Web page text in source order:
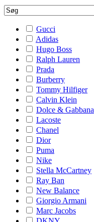
Gucci
Adidas
Hugo Boss
Ralph Lauren
Prada
Burberry
Tommy Hilfiger
Calvin Klein
Dolce & Gabbana
Lacoste
Chanel
Dior
Puma
Nike
Stella McCartney
Ray Ban
New Balance
Giorgio Armani
Marc Jacobs